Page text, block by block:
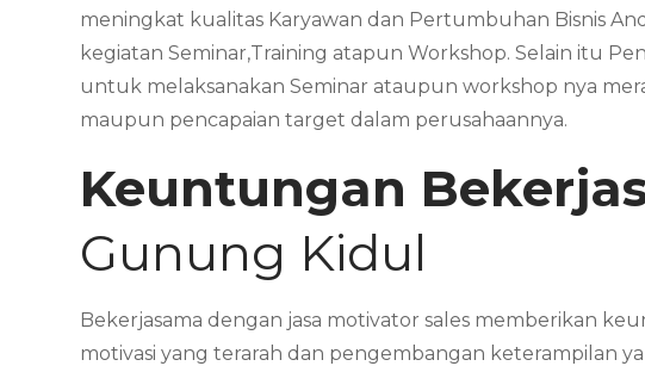
meningkat kualitas Karyawan dan Pertumbuhan Bisnis
kegiatan Seminar,Training atapun Workshop. Selain itu
untuk melaksanakan Seminar ataupun workshop nya
maupun pencapaian target dalam perusahaannya.
Keuntungan
Gunung Kidul
Bekerjasama dengan jasa motivator sales memberikan
motivasi yang terarah dan pengembangan keterampilan